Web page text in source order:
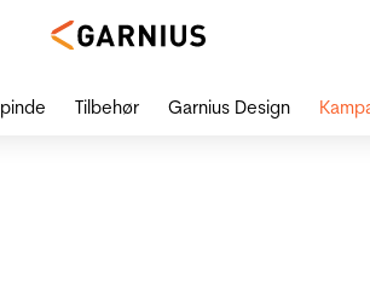
Tilbehør Garnius Design